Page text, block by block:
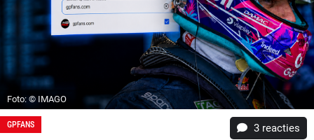
Foto: © IMAGO
GPFANS 3 reacties